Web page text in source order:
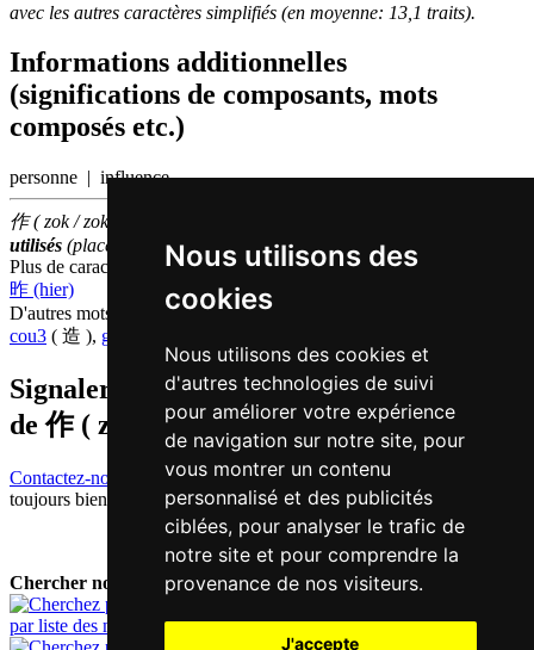
Nous utilisons des
cookies
Nous utilisons des cookies et
d'autres technologies de suivi
pour améliorer votre expérience
de navigation sur notre site, pour
vous montrer un contenu
personnalisé et des publicités
ciblées, pour analyser le trafic de
notre site et pour comprendre la
provenance de nos visiteurs.
J'accepte
avec les autres caractères simplifiés (en moyenne: 13,1 traits).
Informations additionnelles
(significations de composants, mots
composés etc.)
personne | influence
作 ( zok / zok3 ) fait partie des
utilisés (place parmi les caractères individuels)
Plus de caractères qui se prononcentzok3 en chinois
昨 (hier)
D'autres mots qui signifientfaire en chinois
cou3 ( 造 ), gon1
Signaler traduction fausse ou manquante
de作 ( zok / zok3 )
Contactez-nous!
Votre feedback et critique constructive seront
toujours bienvenus.
Chercher nouveau mot:
par liste des mots